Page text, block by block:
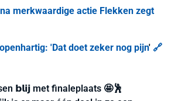
merkwaardige actie Flekken zegt
'Dat doet zeker nog pijn' 🔗
𝗯𝗹𝗶𝗷 met finaleplaats 🤩🕺